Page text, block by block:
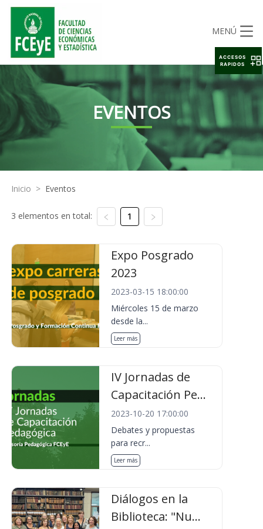
MENÚ
EVENTOS
Inicio > Eventos
3 elementos en total: 1
Expo Posgrado
2023
2023-03-15 18:00:00
Miércoles 15 de marzo
desde la...
Leer más
IV Jornadas de
Capacitación Pe...
2023-10-20 17:00:00
Debates y propuestas
para recr...
Leer más
Diálogos en la
Biblioteca: "Nu...
ACCESOS
RAPIDOS